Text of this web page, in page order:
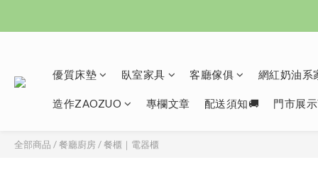
優質床墊 臥室家具 客廳傢俱 網紅奶油
造作ZAOZUO 專欄文章 配送須知🚚 門市展
全部商品 / 餐廳廚房/ 餐櫃｜電器櫃